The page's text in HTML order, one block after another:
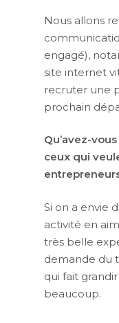
Nous allons
engagé),
site internet
recruter une
prochain
Qu’avez-
ceux qui
Si on a envie
activité en
très belle
demande du
qui fait
beaucoup.